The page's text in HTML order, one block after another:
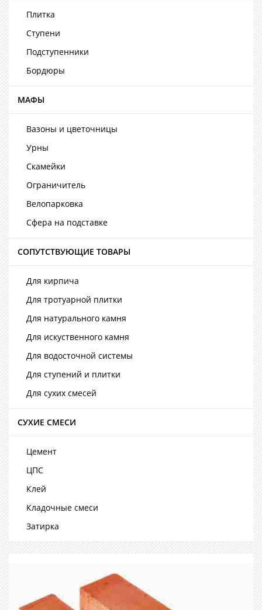
Плитка
Ступени
Подступенники
Бордюры
МАФЫ
Вазоны и цветочницы
Урны
Скамейки
Ограничитель
Велопарковка
Сфера на подставке
СОПУТСТВУЮЩИЕ ТОВАРЫ
Для кирпича
Для тротуарной плитки
Для натурального камня
Для искуственного камня
Для водосточной системы
Для ступений и плитки
Для сухих смесей
СУХИЕ СМЕСИ
Цемент
ЦПС
Клей
Кладочные смеси
Затирка